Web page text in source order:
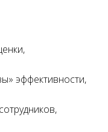
эффективности,